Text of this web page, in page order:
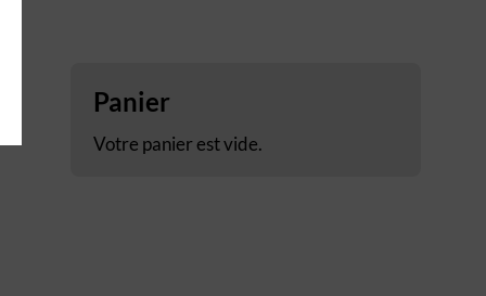
Panier
Votre panier est vide.